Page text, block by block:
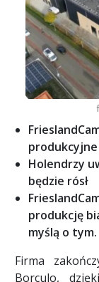
produkcyjne
Holendrzy
będzie rósł
produkcję
myślą o tym.
Firma
Borculo,